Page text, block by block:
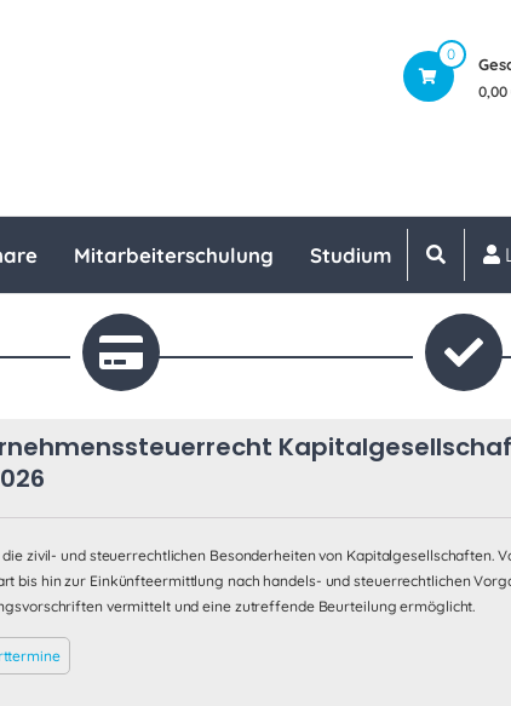
0
0,00
Mitarbeiterschulung Studium
zivil- und steuerrechtlichen Besonderheiten von Kapitalgesellschaften.
bis hin zur Einkünfteermittlung nach handels- und steuerrechtlichen
vermittelt und eine zutreffende Beurteilung ermöglicht.